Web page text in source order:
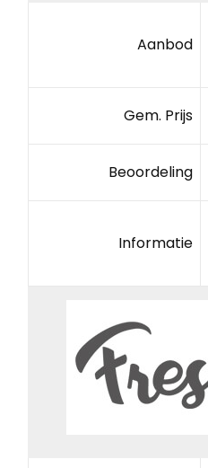
Aanbod
Gem. Prijs
Beoordeling
Informatie